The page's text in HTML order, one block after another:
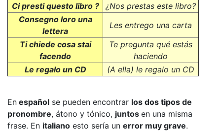
Ci presti questo libro ?
¿Nos prestas este libro?
Consegno loro una
lettera
Les entrego una carta
Ti chiede cosa stai
facendo
Te pregunta qué estás
haciendo
Le regalo un CD
(A ella) le regalo un CD
En español se pueden encontrar los dos tipos de
pronombre, átono y tónico, juntos en una misma
frase. En italiano esto sería un error muy grave.